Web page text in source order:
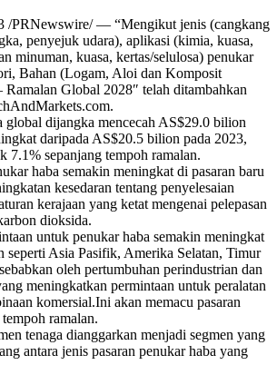
/PRNewswire/ — “Mengikut jenis (cangkang
penyejuk udara), aplikasi (kimia, kuasa,
minuman, kuasa, kertas/selulosa) penukar
Bahan (Logam, Aloi dan Komposit
Ramalan Global 2028″ telah ditambahkan
global dijangka mencecah AS$29.0 bilion
daripada AS$20.5 bilion pada 2023,
7.1% sepanjang tempoh ramalan.
haba semakin meningkat di pasaran baru
kesedaran tentang penyelesaian
kerajaan yang ketat mengenai pelepasan
dioksida.
untuk penukar haba semakin meningkat
seperti Asia Pasifik, Amerika Selatan, Timur
oleh pertumbuhan perindustrian dan
meningkatkan permintaan untuk peralatan
komersial.Ini akan memacu pasaran
ramalan.
tenaga dianggarkan menjadi segmen yang
antara jenis pasaran penukar haba yang